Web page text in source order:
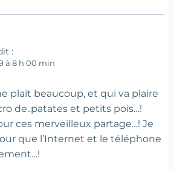
:
à 8 h 00 min
plait beaucoup, et qui va plaire
de..patates et petits pois…!
ces merveilleux partage…! Je
que l’Internet et le téléphone